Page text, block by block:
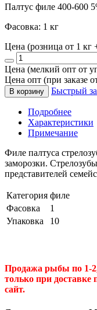
Палтус филе 400-600
Фасовка: 1 кг
Цена (розница от 1 кг
Цена (мелкий опт от
Цена опт (при заказе
В корзину Быстрый
Подробнее
Характеристики
Примечание
Филе палтуса
заморозки.
представителей
Категория филе
Фасовка
1
Упаковка
10
Продажа рыбы по 1-
только при доставке
сайт.